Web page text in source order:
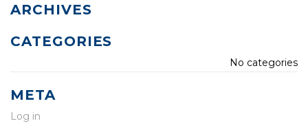
ARCHIVES
CATEGORIES
No categories
META
Log in